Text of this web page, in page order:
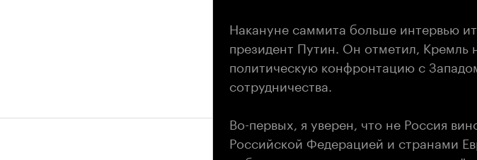
Накануне саммита больше интервью
президент Путин. Он отметил, Кремль
политическую конфронтацию с
сотрудничества.
Во-первых, я уверен, что не Россия
Российской Федерацией и странами